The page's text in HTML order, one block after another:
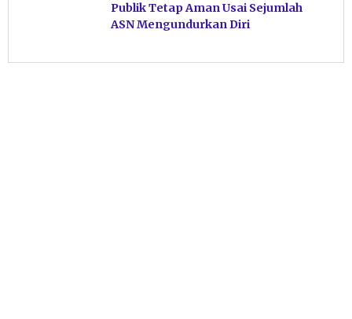
Publik Tetap Aman Usai Sejumlah
ASN Mengundurkan Diri